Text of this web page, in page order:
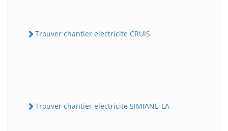
Trouver chantier electricite CRUIS
Trouver chantier electricite SIMIANE-LA-